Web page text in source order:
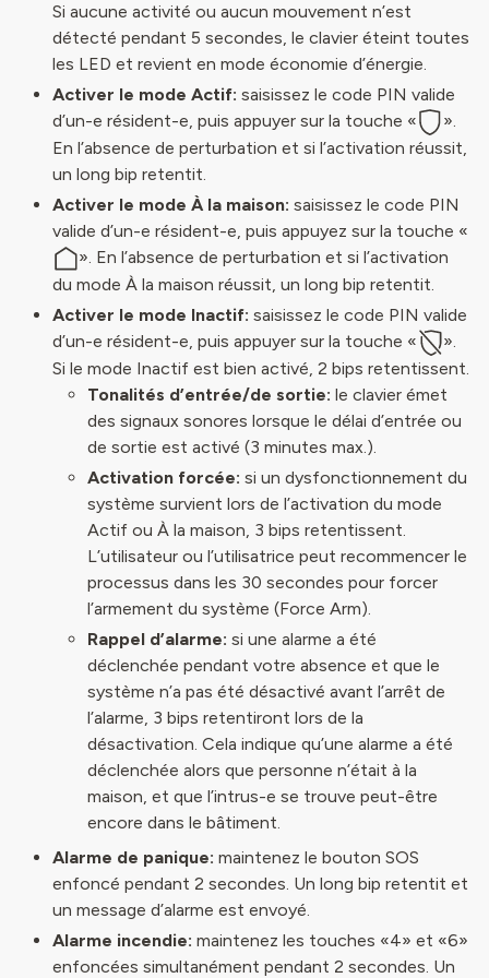
Si aucune activité ou aucun mouvement n’est
détecté pendant 5 secondes, le clavier éteint toutes
les LED et revient en mode économie d’énergie.
Activer le mode Actif: saisissez le code PIN valide
d’un-e résident-e, puis appuyer sur la touche «
».
En l’absence de perturbation et si l’activation réussit,
un long bip retentit.
Activer le mode À la maison: saisissez le code PIN
valide d’un-e résident-e, puis appuyez sur la touche «
». En l’absence de perturbation et si l’activation
du mode À la maison réussit, un long bip retentit.
Activer le mode Inactif: saisissez le code PIN valide
d’un-e résident-e, puis appuyer sur la touche «
».
Si le mode Inactif est bien activé, 2 bips retentissent.
Tonalités d’entrée/de sortie: le clavier émet
des signaux sonores lorsque le délai d’entrée ou
de sortie est activé (3 minutes max.).
Activation forcée: si un dysfonctionnement du
système survient lors de l’activation du mode
Actif ou À la maison, 3 bips retentissent.
L’utilisateur ou l’utilisatrice peut recommencer le
processus dans les 30 secondes pour forcer
l’armement du système (Force Arm).
Rappel d’alarme: si une alarme a été
déclenchée pendant votre absence et que le
système n’a pas été désactivé avant l’arrêt de
l’alarme, 3 bips retentiront lors de la
désactivation. Cela indique qu’une alarme a été
déclenchée alors que personne n’était à la
maison, et que l’intrus-e se trouve peut-être
encore dans le bâtiment.
Alarme de panique: maintenez le bouton SOS
enfoncé pendant 2 secondes. Un long bip retentit et
un message d’alarme est envoyé.
Alarme incendie: maintenez les touches «4» et «6»
enfoncées simultanément pendant 2 secondes. Un